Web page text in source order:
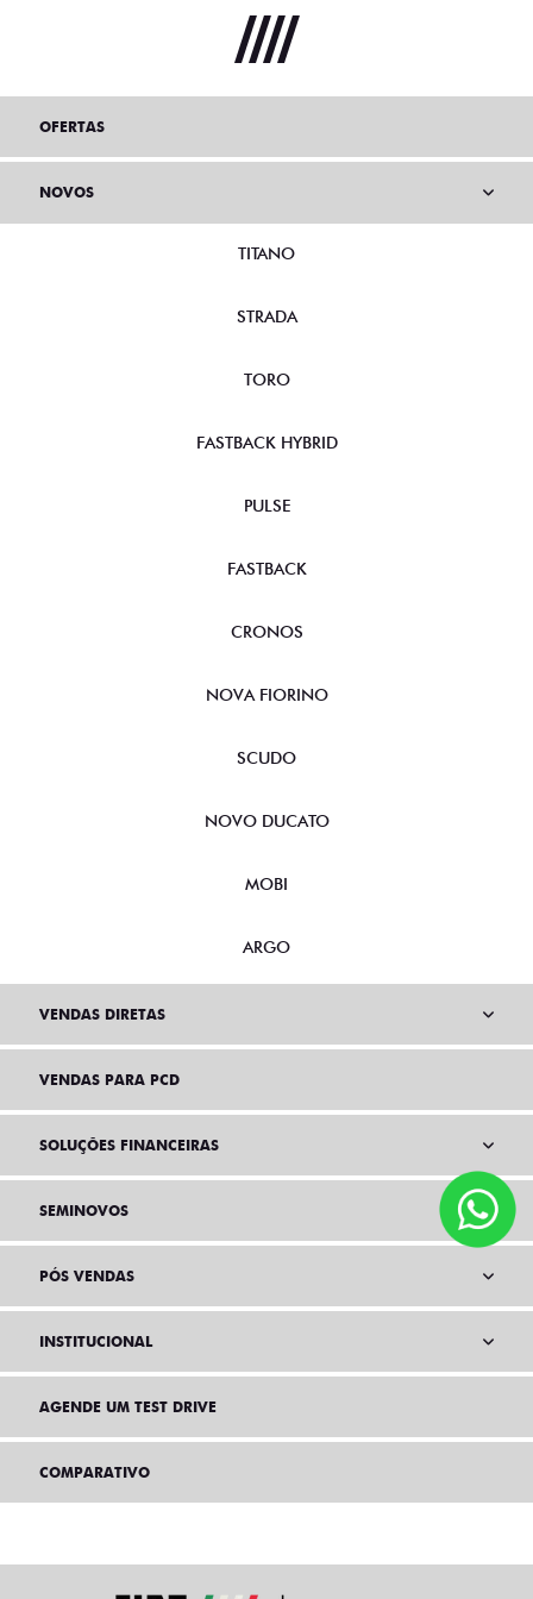
OFERTAS
NOVOS
TITANO
STRADA
TORO
FASTBACK HYBRID
PULSE
FASTBACK
CRONOS
NOVA FIORINO
SCUDO
NOVO DUCATO
MOBI
ARGO
VENDAS DIRETAS
VENDAS PARA PCD
SOLUÇÕES FINANCEIRAS
SEMINOVOS
PÓS VENDAS
INSTITUCIONAL
AGENDE UM TEST DRIVE
COMPARATIVO